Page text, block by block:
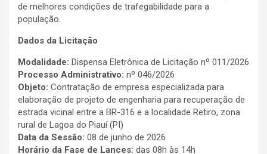
de melhores condições de trafegabilidade para a
população.
Dados da Licitação
Modalidade: Dispensa Eletrônica de Licitação nº 011/2026
Processo Administrativo: nº 046/2026
Objeto: Contratação de empresa especializada para
elaboração de projeto de engenharia para recuperação de
estrada vicinal entre a BR-316 e a localidade Retiro, zona
rural de Lagoa do Piauí (PI)
Data da Sessão: 08 de junho de 2026
Horário da Fase de Lances: das 08h às 14h